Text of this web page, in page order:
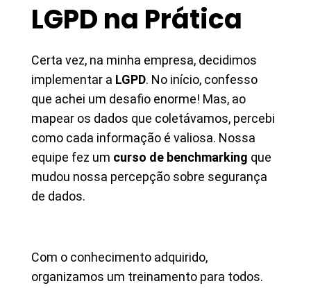
LGPD na Prática
Certa vez, na minha empresa, decidimos
implementar a LGPD. No início, confesso
que achei um desafio enorme! Mas, ao
mapear os dados que coletávamos, percebi
como cada informação é valiosa. Nossa
equipe fez um curso de benchmarking que
mudou nossa percepção sobre segurança
de dados.
Com o conhecimento adquirido,
organizamos um treinamento para todos.